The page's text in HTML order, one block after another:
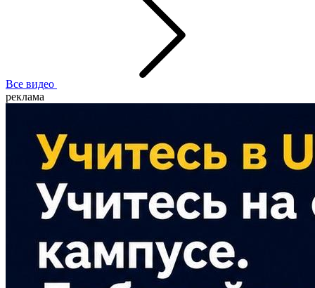
Все видео
реклама